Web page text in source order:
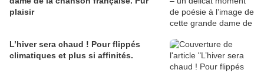
plaisir
L’hiver sera chaud ! Pour flippés
climatiques et plus si affinités.